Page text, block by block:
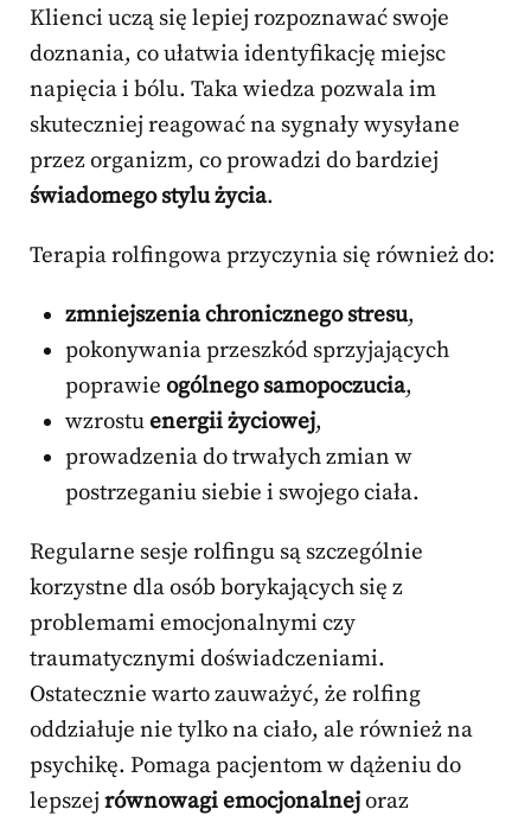
Klienci uczą się lepiej rozpoznawać swoje
doznania, co ułatwia identyfikację miejsc
napięcia i bólu. Taka wiedza pozwala im
skuteczniej reagować na sygnały wysyłane
przez organizm, co prowadzi do bardziej
świadomego stylu życia.
Terapia rolfingowa przyczynia się również do:
zmniejszenia chronicznego stresu,
pokonywania przeszkód sprzyjających
poprawie ogólnego samopoczucia,
wzrostuenergii życiowej,
prowadzenia do trwałych zmian w
postrzeganiu siebie i swojego ciała.
Regularne sesje rolfingu są szczególnie
korzystne dla osób borykających się z
problemami emocjonalnymi czy
traumatycznymi doświadczeniami.
Ostatecznie warto zauważyć, że rolfing
oddziałuje nie tylko na ciało, ale również na
psychikę. Pomaga pacjentom w dążeniu do
lepszejrównowagi emocjonalnejoraz